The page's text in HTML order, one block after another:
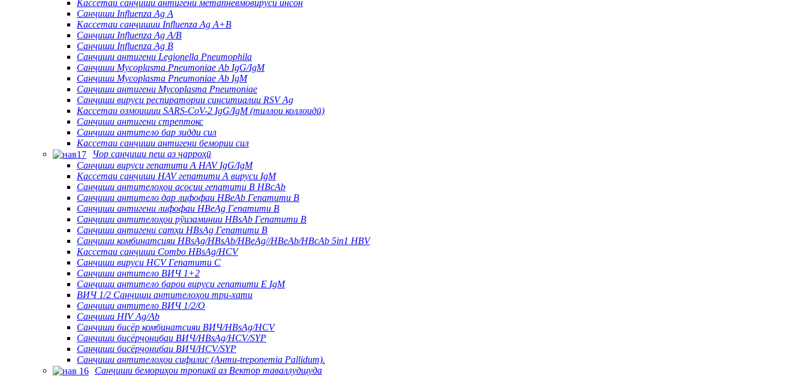
Кассетаи санҷиши антигени метапневмовируси инсон
Санҷиши Influenza Ag A
Кассетаи санҷишии Influenza Ag A+B
Санҷиши Influenza Ag A/B
Санҷиши Influenza Ag B
Санҷиши антигени Legionella Pneumophila
Санҷиши Mycoplasma Pneumoniae Ab IgG/IgM
Санҷиши Mycoplasma Pneumoniae Ab IgM
Санҷиши антигени Mycoplasma Pneumoniae
Санҷиши вируси респиратории синситиалии RSV Ag
Кассетаи озмоишии SARS-CoV-2 IgG/IgM (тиллои коллоидӣ)
Санҷиши антигени стрептокс
Санҷиши антитело бар зидди сил
Кассетаи санҷиши антигени бемории сил
Чор санҷиши пеш аз ҷарроҳӣ
Санҷиши вируси гепатити A HAV IgG/IgM
Кассетаи санҷиши HAV гепатити A вируси IgM
Санҷиши антителоҳои асосии гепатити B HBcAb
Санҷиши антитело дар лифофаи HBeAb Гепатити В
Санҷиши антигени лифофаи HBeAg Гепатити В
Санҷиши антителоҳои рӯизаминии HBsAb Гепатити В
Санҷиши антигени сатҳи HBsAg Гепатити В
Санҷиши комбинатсияи HBsAg/HBsAb/HBeAg//HBeAb/HBcAb 5in1 HBV
Кассетаи санҷиши Combo HBsAg/HCV
Санҷиши вируси HCV Гепатити С
Санҷиши антитело ВИЧ 1+2
Санҷиши антитело барои вируси гепатити E IgM
ВИЧ 1/2 Санҷиши антителоҳои три-хати
Санҷиши антитело ВИЧ 1/2/O
Санҷиши HIV Ag/Ab
Санҷиши бисёр комбинатсияи ВИЧ/HBsAg/HCV
Санҷиши бисёрҷонибаи ВИЧ/HBsAg/HCV/SYP
Санҷиши бисёрҷонибаи ВИЧ/HCV/SYP
Санҷиши антителоҳои сифилис (Анти-treponemia Pallidum).
Санҷиши бемориҳои тропикӣ аз Вектор таваллудшуда